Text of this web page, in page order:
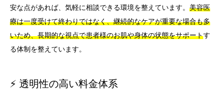
安な点があれば、気軽に相談できる環境を整えています。 美容医
療は一度受けて終わりではなく、継続的なケアが重要な場合も多
いため、長期的な視点で患者様のお肌や身体の状態をサポートす
る体制を整えています。
⚡ 透明性の高い料金体系